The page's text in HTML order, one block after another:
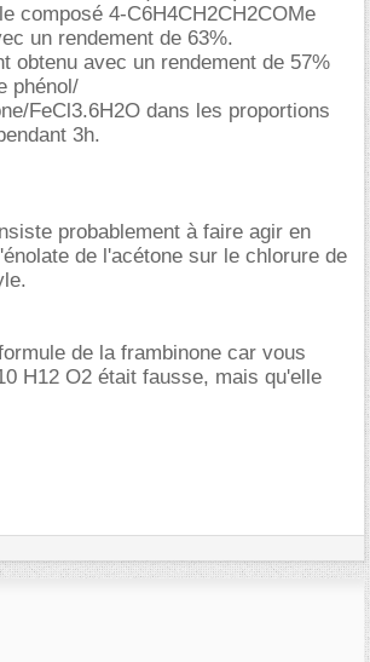
composé 4-C6H4CH2CH2COMe
un rendement de 63%.
obtenu avec un rendement de 57%
phénol/
FeCl3.6H2O dans les proportions
3h.
probablement à faire agir en
de l'acétone sur le chlorure de
de la frambinone car vous
H12 O2 était fausse, mais qu'elle